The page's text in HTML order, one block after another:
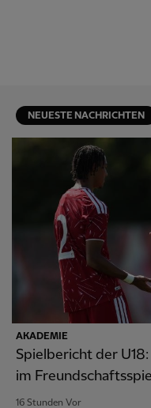
NEUESTE NACHRICHTEN
AKADEMIE
Spielbericht der
im
16 Stunden Vor